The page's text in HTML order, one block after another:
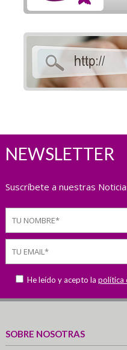
NEWSLETTER
Suscríbete a nuestras
He leído y acepto la política
SOBRE NOSOTRAS